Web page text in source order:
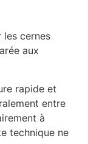
les cernes
aux
rapide et
entre
à
technique ne